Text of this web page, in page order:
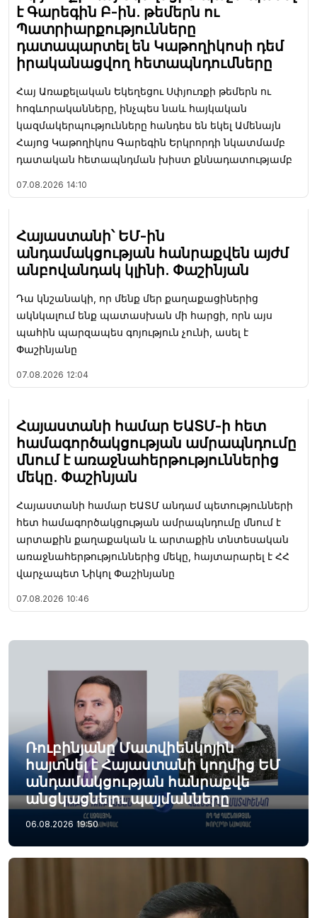
է Գարեգին Բ-ին. թեմերն ու
Պատրիարքությունները
դատապարտել են Կաթողիկոսի դեմ
իրականացվող հետապնդումները
Հայ Առաքելական Եկեղեցու Սփյուռքի թեմերն ու
հոգևորականները, ինչպես նաև հայկական
կազմակերպությունները հանդես են եկել Ամենայն
Հայոց Կաթողիկոս Գարեգին Երկրորդի նկատմամբ
դատական հետապնդման խիստ քննադատությամբ
07.08.2026 14:10
Հայաստանի՝ ԵՄ-ին
անդամակցության հանրաքվեն այժմ
անբովանդակ կլինի. Փաշինյան
Դա կնշանակի, որ մենք մեր քաղաքացիներից
ակնկալում ենք պատասխան մի հարցի, որն այս
պահին պարզապես գոյություն չունի, ասել է
Փաշինյանը
07.08.2026 12:04
Հայաստանի համար ԵԱՏՄ-ի հետ
համագործակցության ամրապնդումը
մնում է առաջնահերթություններից
մեկը. Փաշինյան
Հայաստանի համար ԵԱՏՄ անդամ պետությունների
հետ համագործակցության ամրապնդումը մնում է
արտաքին քաղաքական և արտաքին տնտեսական
առաջնահերթություններից մեկը, հայտարարել է ՀՀ
վարչապետ Նիկոլ Փաշինյանը
07.08.2026 10:46
Ռուբինյանը Մատվիենկոյին
հայտնել է Հայաստանի կողմից ԵՄ
անդամակցության հանրաքվե
անցկացնելու պայմանները
06.08.2026 19:50